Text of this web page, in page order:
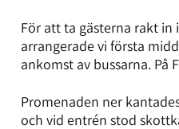
För att ta gästerna rakt in
arrangerade vi första
ankomst av bussarna. På
Promenaden ner
och vid entrén stod